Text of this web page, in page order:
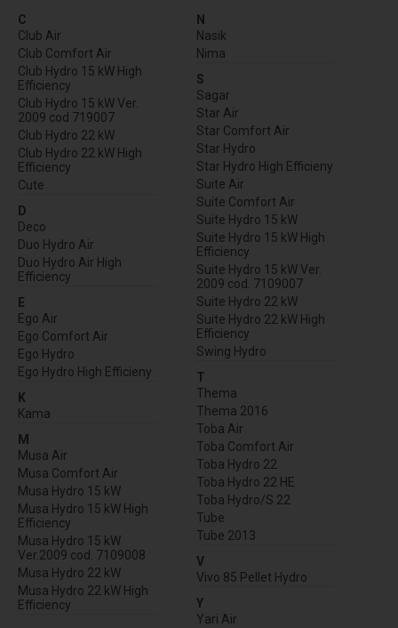
C
Club Air
Club Comfort Air
Club Hydro 15 kW High
Efficiency
Club Hydro 15 kW Ver.
2009 cod 719007
Club Hydro 22 kW
Club Hydro 22 kW High
Efficiency
Cute
D
Deco
Duo Hydro Air
Duo Hydro Air High
Efficiency
E
Ego Air
Ego Comfort Air
Ego Hydro
Ego Hydro High Efficieny
K
Kama
M
Musa Air
Musa Comfort Air
Musa Hydro 15 kW
Musa Hydro 15 kW High
Efficiency
Musa Hydro 15 kW
Ver.2009 cod. 7109008
Musa Hydro 22 kW
Musa Hydro 22 kW High
Efficiency
N
Nasik
Nima
S
Sagar
Star Air
Star Comfort Air
Star Hydro
Star Hydro High Efficieny
Suite Air
Suite Comfort Air
Suite Hydro 15 kW
Suite Hydro 15 kW High
Efficiency
Suite Hydro 15 kW Ver.
2009 cod. 7109007
Suite Hydro 22 kW
Suite Hydro 22 kW High
Efficiency
Swing Hydro
T
Thema
Thema 2016
Toba Air
Toba Comfort Air
Toba Hydro 22
Toba Hydro 22 HE
Toba Hydro/S 22
Tube
Tube 2013
V
Vivo 85 Pellet Hydro
Y
Yari Air